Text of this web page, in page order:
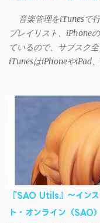
音楽管理をiTunesで
プレイリスト、iPhone
ているので、サブスク
iTunesはiPhoneやiPad
ドパーティー製のアプ
ストールすれば、Wi-Fi
る。私も 2012年頃に
利に活用させてもらっ
て同期ができないとい
的には、PC側のiSyncr
リに入力しようとする
つまでたっても再度入
回避するには、次の手
『SAO Utils』～イン
ト・オンライン（SAO